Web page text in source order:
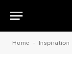
Home - Inspiration